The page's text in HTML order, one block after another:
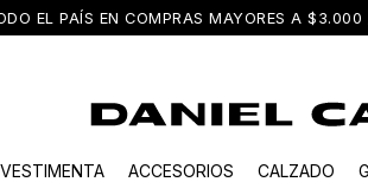
EL PAÍS EN COMPRAS MAYORES A
VESTIMENTA ACCESORIOS CALZADO